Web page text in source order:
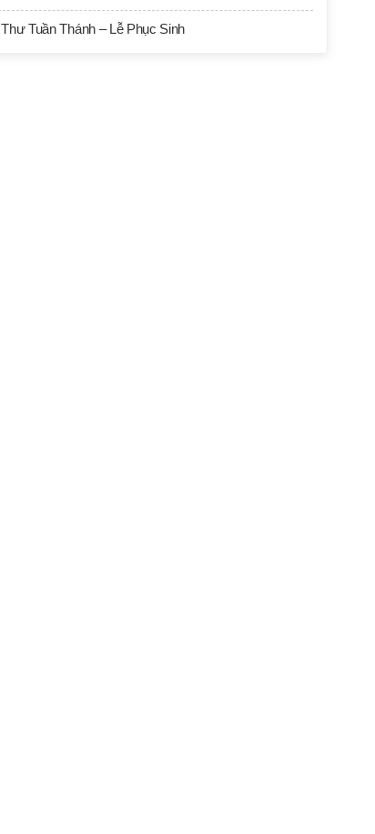
Thư Tuần Thánh – Lễ Phục Sinh